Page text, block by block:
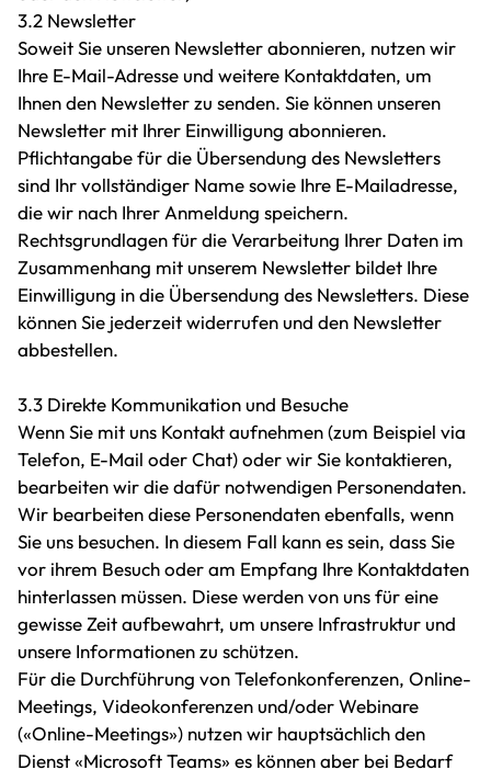
3.2 Newsletter
Soweit Sie unseren Newsletter abonnieren, nutzen wir
Ihre E-Mail-Adresse und weitere Kontaktdaten, um
Ihnen den Newsletter zu senden. Sie können unseren
Newsletter mit Ihrer Einwilligung abonnieren.
Pflichtangabe für die Übersendung des Newsletters
sind Ihr vollständiger Name sowie Ihre E-Mailadresse,
die wir nach Ihrer Anmeldung speichern.
Rechtsgrundlagen für die Verarbeitung Ihrer Daten im
Zusammenhang mit unserem Newsletter bildet Ihre
Einwilligung in die Übersendung des Newsletters. Diese
können Sie jederzeit widerrufen und den Newsletter
abbestellen.
3.3 Direkte Kommunikation und Besuche
Wenn Sie mit uns Kontakt aufnehmen (zum Beispiel via
Telefon, E-Mail oder Chat) oder wir Sie kontaktieren,
bearbeiten wir die dafür notwendigen Personendaten.
Wir bearbeiten diese Personendaten ebenfalls, wenn
Sie uns besuchen. In diesem Fall kann es sein, dass Sie
vor ihrem Besuch oder am Empfang Ihre Kontaktdaten
hinterlassen müssen. Diese werden von uns für eine
gewisse Zeit aufbewahrt, um unsere Infrastruktur und
unsere Informationen zu schützen.
Für die Durchführung von Telefonkonferenzen, Online-
Meetings, Videokonferenzen und/oder Webinare
(«Online-Meetings») nutzen wir hauptsächlich den
Dienst «Microsoft Teams» es können aber bei Bedarf